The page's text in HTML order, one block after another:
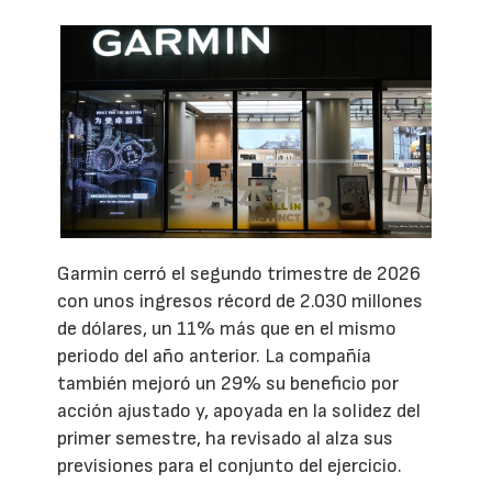
Garmin cerró el segundo trimestre de 2026
con unos ingresos récord de 2.030 millones
de dólares, un 11% más que en el mismo
periodo del año anterior. La compañía
también mejoró un 29% su beneficio por
acción ajustado y, apoyada en la solidez del
primer semestre, ha revisado al alza sus
previsiones para el conjunto del ejercicio.